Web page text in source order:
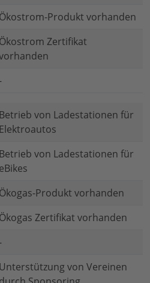
Ökostrom-Produkt vorhanden
Ökostrom Zertifikat
Betrieb von Ladestationen für
Elektroautos
Betrieb von Ladestationen für
eBikes
Ökogas-Produkt vorhanden
Ökogas Zertifikat vorhanden
Unterstützung von Vereinen